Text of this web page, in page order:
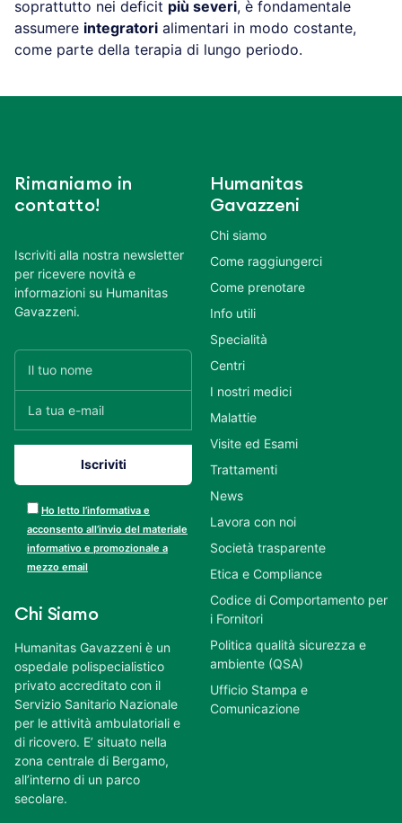
soprattutto nei deficit più severi, è fondamentale
assumere integratori alimentari in modo costante,
come parte della terapia di lungo periodo.
Rimaniamo in
contatto!
Iscriviti alla nostra newsletter
per ricevere novità e
informazioni su Humanitas
Gavazzeni.
Ho letto l’informativa e
acconsento all’invio del materiale
informativo e promozionale a
mezzo email
Chi Siamo
Humanitas Gavazzeni è un
ospedale polispecialistico
privato accreditato con il
Servizio Sanitario Nazionale
per le attività ambulatoriali e
di ricovero. E’ situato nella
zona centrale di Bergamo,
all’interno di un parco
secolare.
Humanitas
Gavazzeni
Chi siamo
Come raggiungerci
Come prenotare
Info utili
Specialità
Centri
I nostri medici
Malattie
Visite ed Esami
Trattamenti
News
Lavora con noi
Società trasparente
Etica e Compliance
Codice di Comportamento per
i Fornitori
Politica qualità sicurezza e
ambiente (QSA)
Ufficio Stampa e
Comunicazione